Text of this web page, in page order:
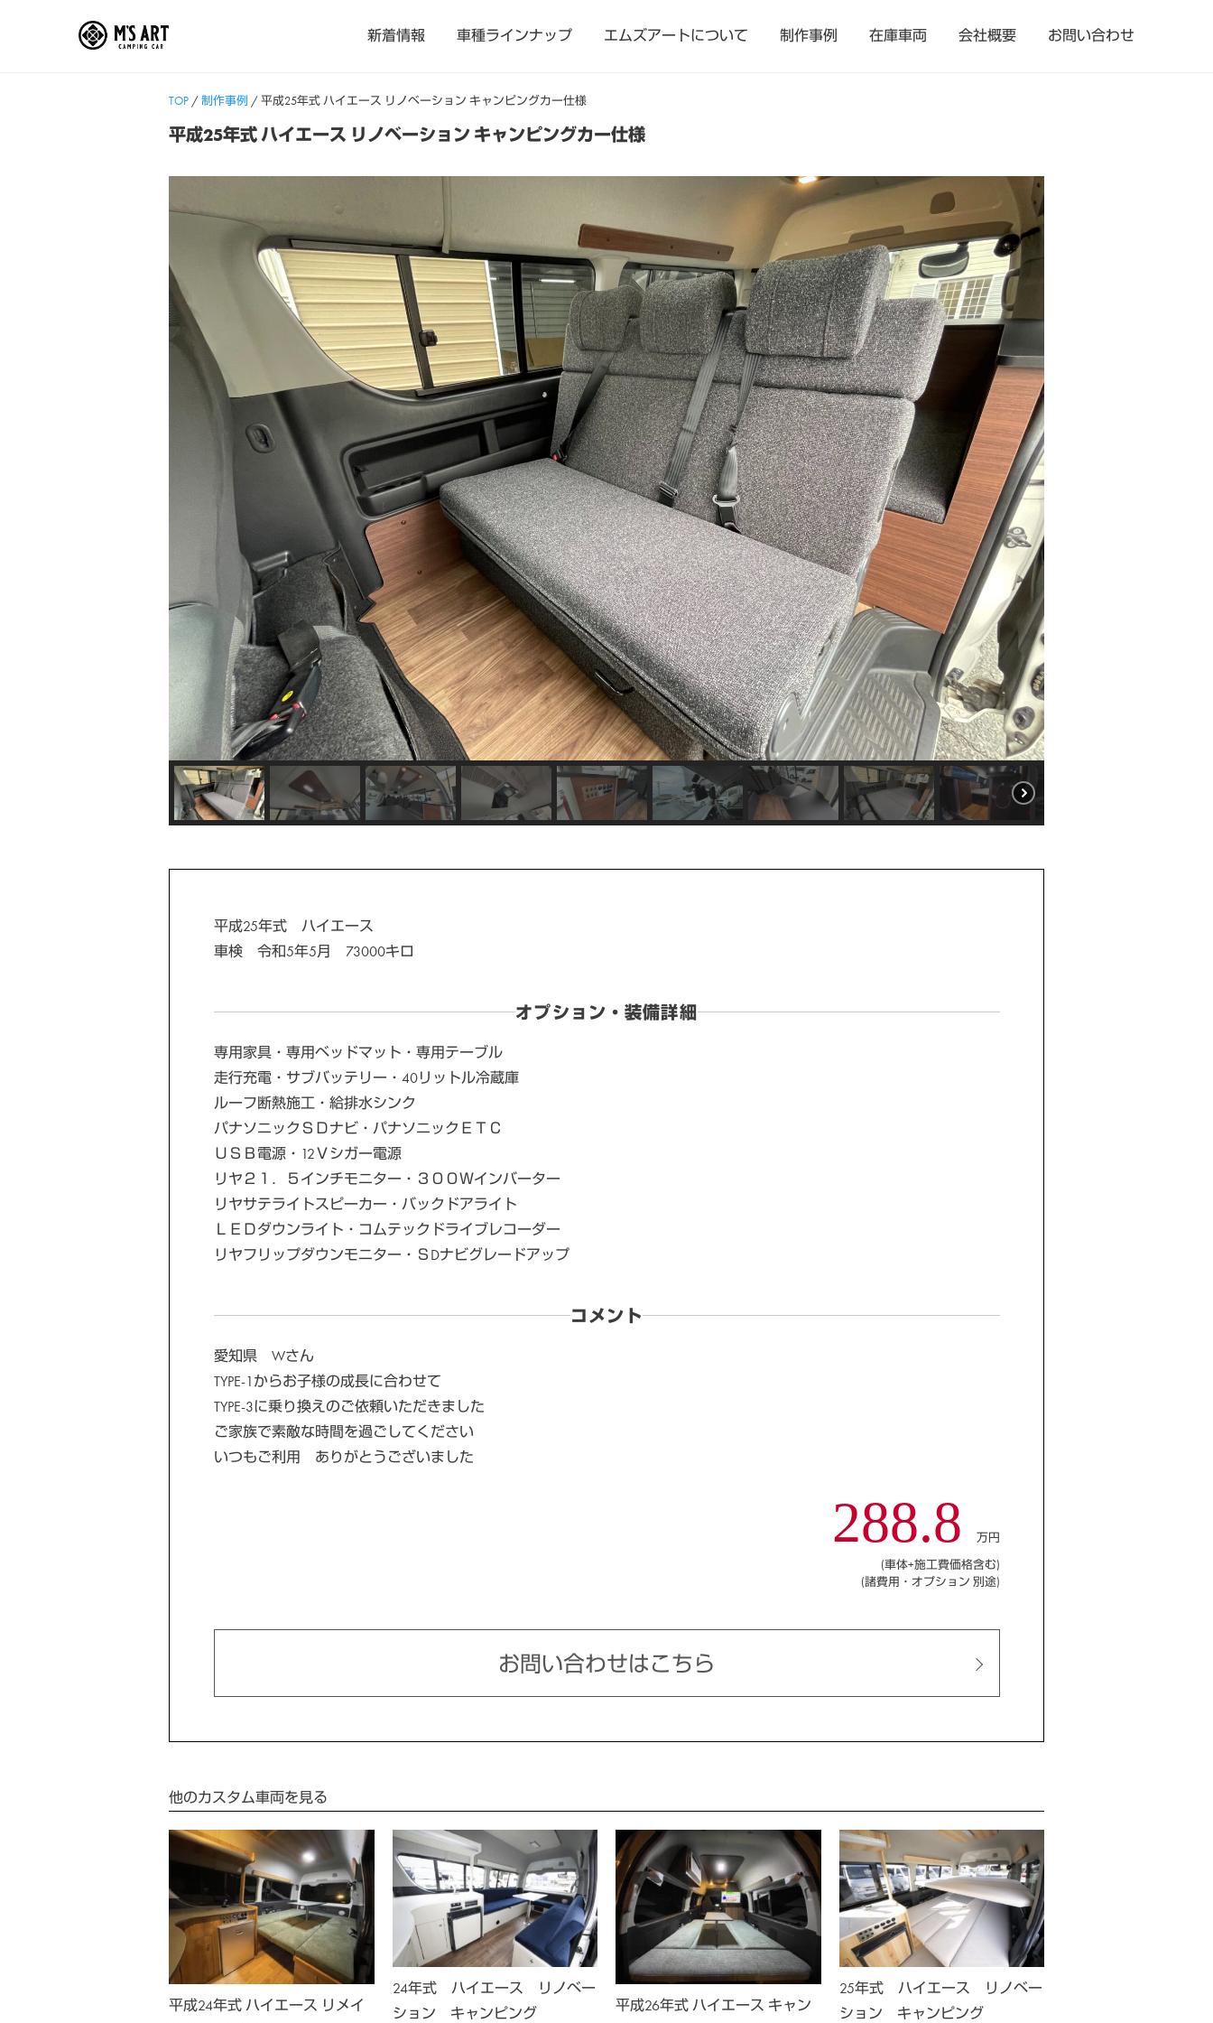
新着情報 車種ラインナップ エムズアートについて 制作事例 在庫車両 会社概要 お問い合わせ
TOP /制作事例 /平成25年式 ハイエース リノベーション キャンピングカー仕様
平成25年式 ハイエース リノベーション キャンピングカー仕様
平成25年式 ハイエース
車検 令和5年5月 73000キロ
オプション・装備詳細
専用家具・専用ベッドマット・専用テーブル
走行充電・サブバッテリー・40リットル冷蔵庫
ルーフ断熱施工・給排水シンク
パナソニックＳＤナビ・パナソニックＥＴＣ
ＵＳＢ電源・12Ｖシガー電源
リヤ２１．５インチモニター・３００Ｗインバーター
リヤサテライトスピーカー・バックドアライト
ＬＥＤダウンライト・コムテックドライブレコーダー
リヤフリップダウンモニター・ＳDナビグレードアップ
コメント
愛知県 Wさん
TYPE-1からお子様の成長に合わせて
TYPE-3に乗り換えのご依頼いただきました
ご家族で素敵な時間を過ごしてください
いつもご利用 ありがとうございました
288.8
万円
(車体+施工費価格含む)
(諸費用・オプション 別途)
お問い合わせはこちら
他のカスタム車両を見る
平成24年式 ハイエース リメイ
24年式 ハイエース リノベー
ション キャンピング
平成26年式 ハイエース キャン
25年式 ハイエース リノベー
ション キャンピング